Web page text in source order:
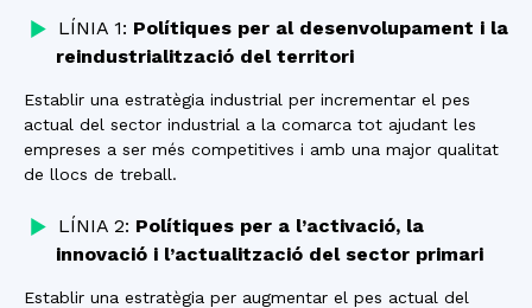
LÍNIA 1: Polítiques per al desenvolupament i la
reindustrialització del territori
Establir una estratègia industrial per incrementar el pes
actual del sector industrial a la comarca tot ajudant les
empreses a ser més competitives i amb una major qualitat
de llocs de treball.
LÍNIA 2: Polítiques per a l’activació, la
innovació i l’actualització del sector primari
Establir una estratègia per augmentar el pes actual del